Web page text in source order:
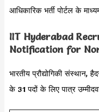
आधिकारिक भर्ती पोर्टल के
IIT Hyderabad
Notification for
भारतीय प्रौद्योगिकी संस्थान,
के 31 पदों के लिए पात्र